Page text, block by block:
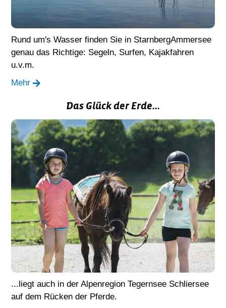
Rund um's Wasser finden Sie in StarnbergAmmersee
genau das Richtige: Segeln, Surfen, Kajakfahren
u.v.m.
Mehr
Das Glück der Erde...
...liegt auch in der Alpenregion Tegernsee Schliersee
auf dem Rücken der Pferde.